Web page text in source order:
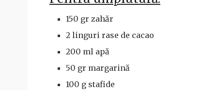
150 gr zahăr
2 linguri rase de cacao
200 ml apă
50 gr margarină
100 g stafide